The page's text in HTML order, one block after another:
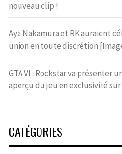
nouveau clip !
Aya Nakamura et RK auraient
union en toute discrétion
GTA VI : Rockstar va présenter
aperçu du jeu en exclusivité
CATÉGORIES